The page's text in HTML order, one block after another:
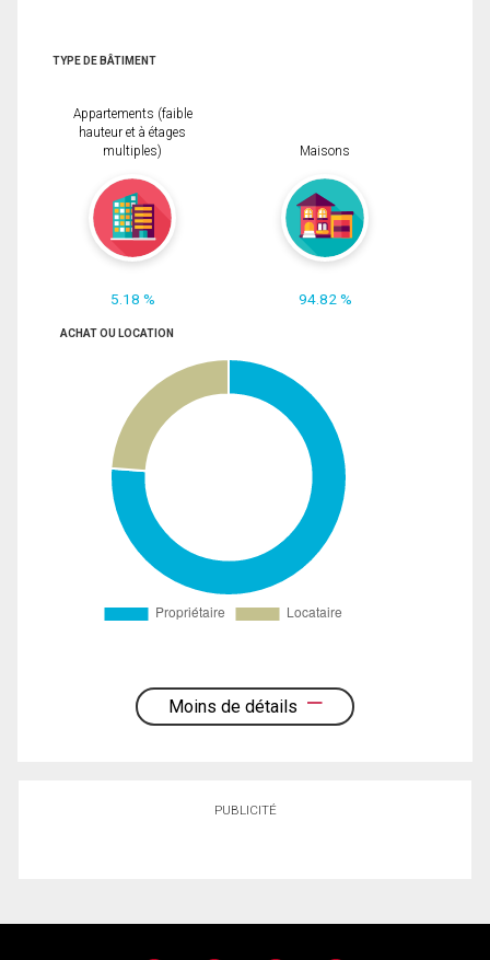
TYPE DE BÂTIMENT
Appartements (faible
hauteur et à étages
multiples)
5.18 %
Maisons
94.82 %
ACHAT OU LOCATION
Moins de détails
PUBLICITÉ